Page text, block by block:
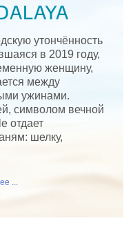
утончённость
в 2019 году,
женщину,
между
ужинами.
символом вечной
отдает
шелку,
...